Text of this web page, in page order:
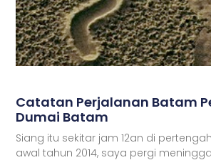
Catatan Perjalanan Batam
Dumai Batam
Siang itu sekitar jam 12an di
awal tahun 2014, saya pergi